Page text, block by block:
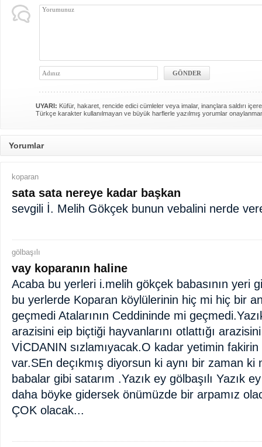
UYARI: Küfür, hakaret, rencide edici cümleler veya imalar, inançlara saldırı
Türkçe karakter kullanılmayan ve büyük harflerle yazılmış yorumlar
Yorumlar
koparan
sata sata nereye kadar başkan
sevgili İ. Melih Gökçek bunun vebalini nerde
gölbaşılı
vay koparanın haline
Acaba bu yerleri i.melih gökçek babasının yeri
bu yerlerde Koparan köylülerinin hiç mi hiç bir
geçmedi Atalarının Ceddininde mi
arazisini eip biçtiği hayvanlarını otlattığı
VİCDANIN sızlamıyacak.O kadar yetimin fakirin
var.SEn deçıkmış diyorsun ki aynı bir zaman ki
babalar gibi satarım .Yazık ey gölbaşılı Yazık
daha böyke gidersek önümüzde bir arpamız
ÇOK olacak...